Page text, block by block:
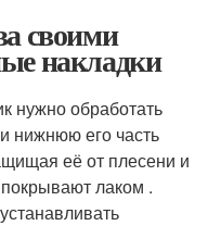
своими
накладки
нужно обработать
нижнюю его часть
её от плесени и
лаком .